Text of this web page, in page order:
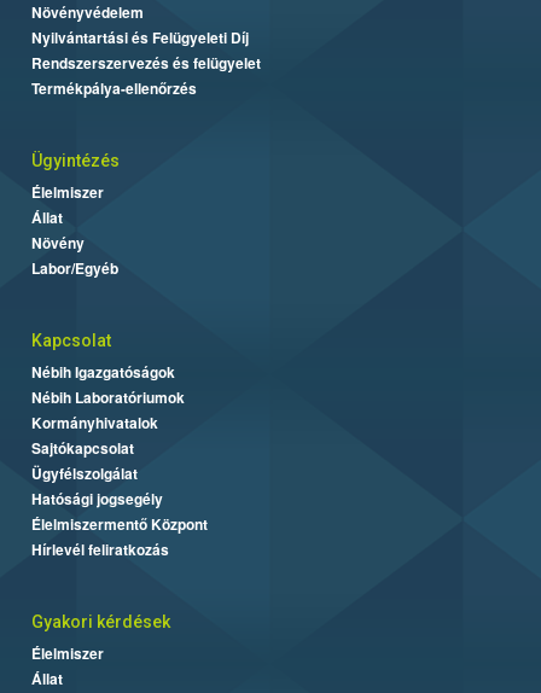
Növényvédelem
Nyilvántartási és Felügyeleti Díj
Rendszerszervezés és felügyelet
Termékpálya-ellenőrzés
Ügyintézés
Élelmiszer
Állat
Növény
Labor/Egyéb
Kapcsolat
Nébih Igazgatóságok
Nébih Laboratóriumok
Kormányhivatalok
Sajtókapcsolat
Ügyfélszolgálat
Hatósági jogsegély
Élelmiszermentő Központ
Hírlevél feliratkozás
Gyakori kérdések
Élelmiszer
Állat